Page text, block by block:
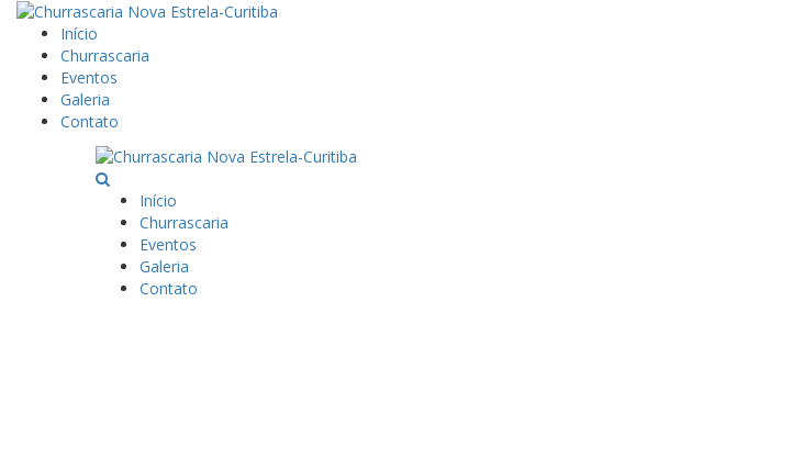
Início
Churrascaria
Eventos
Galeria
Contato
Início
Churrascaria
Eventos
Galeria
Contato